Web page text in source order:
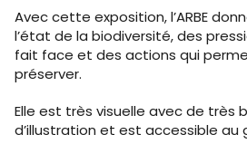
Avec cette exposition, l’ARBE
l’état de la biodiversité, des
fait face et des actions qui
préserver.
Elle est très visuelle avec de très
d’illustration et est accessible au